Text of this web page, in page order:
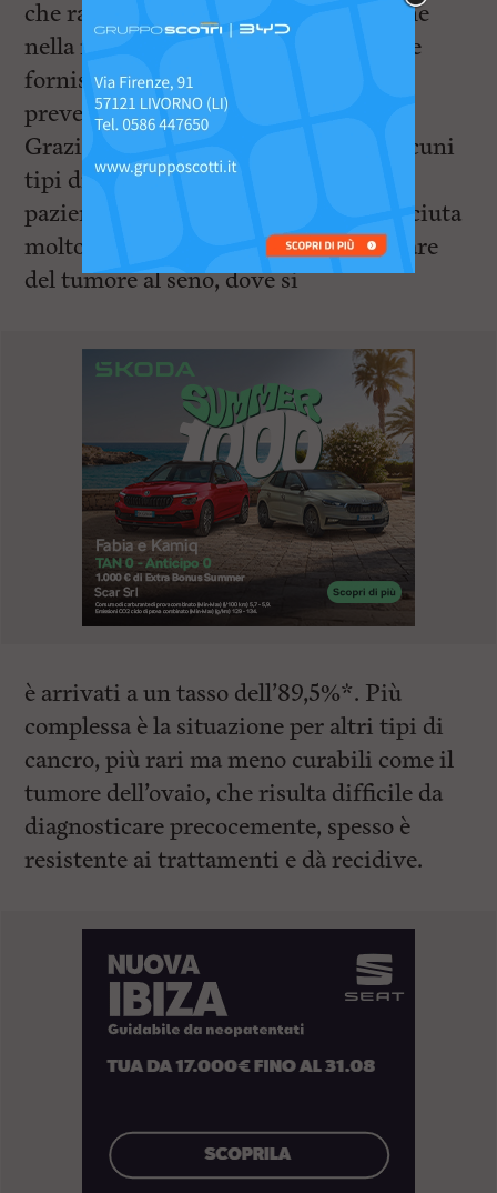
che racconta anche il ruolo delle donne
nella ricerca sul cancro tra ieri e oggi e
fornisce indicazioni utili per la
prevenzione.
Grazie ai risultati della ricerca, per alcuni
tipi di tumore la sopravvivenza delle
pazienti a 5 anni dalla diagnosi è cresciuta
molto negli anni. È il caso in particolare
del tumore al seno, dove si
è arrivati a un tasso dell’89,5%*. Più
complessa è la situazione per altri tipi di
cancro, più rari ma meno curabili come il
tumore dell’ovaio, che risulta difficile da
diagnosticare precocemente, spesso è
resistente ai trattamenti e dà recidive.